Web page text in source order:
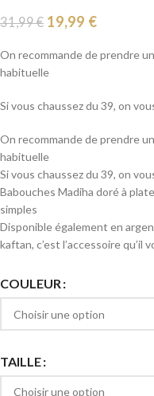
31,99€ 19,99 €
On recommande de prendre
habituelle
Si vous chaussez du 39, on
On recommande de prendre
habituelle
Si vous chaussez du 39, on
Babouches Madiha doré à
simples
Disponible également en
kaftan, c’est l’accessoire qu’il
COULEUR
TAILLE